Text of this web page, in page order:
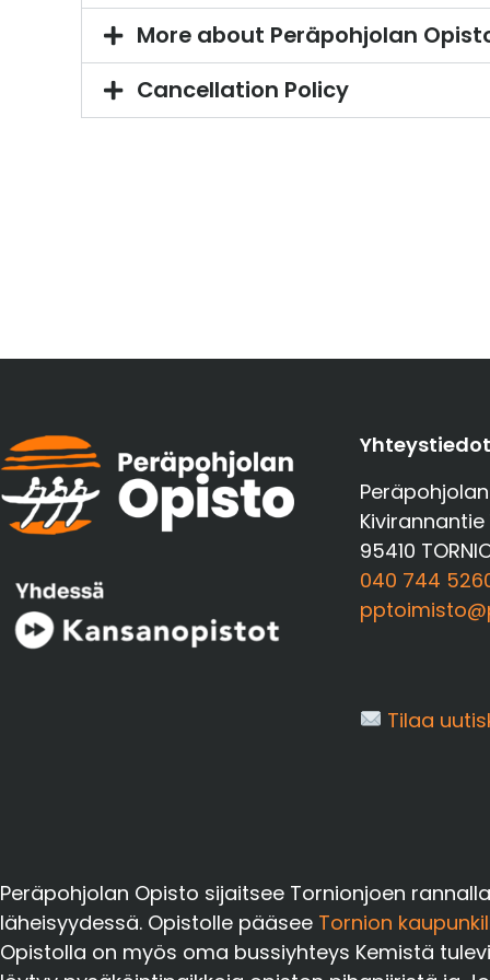
More about Peräpohjolan
Cancellation Policy
Yhteystiedot
Kivirannantie
95410
040 744
Tilaa
Peräpohjolan Opisto sijaitsee Tornionjoen
läheisyydessä. Opistolle pääsee Tornion
Opistolla on myös oma bussiyhteys Kemistä